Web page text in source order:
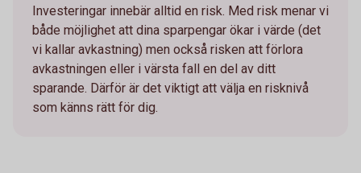
Investeringar innebär alltid en risk. Med risk menar vi
både möjlighet att dina sparpengar ökar i värde (det
vi kallar avkastning) men också risken att förlora
avkastningen eller i värsta fall en del av ditt
sparande. Därför är det viktigt att välja en risknivå
som känns rätt för dig.